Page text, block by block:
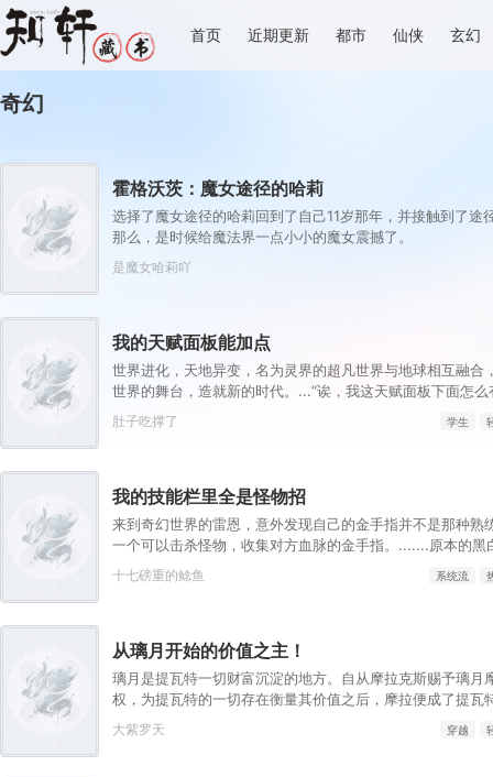
首页 近期更新 都市 仙侠 玄幻
奇幻
霍格沃茨：魔女途径的哈莉
选择了魔女途径的哈莉回到了自己11岁那年，并接触到了途
那么，是时候给魔法界一点小小的魔女震撼了。
是魔女哈莉吖
我的天赋面板能加点
世界进化，天地异变，名为灵界的超凡世界与地球相互融合
世界的舞台，造就新的时代。...“诶，我这天赋面板下面怎么
都来了，不点一下试试？”【第二天赋觉醒中...】原来这就
吗？面板！加天赋！....【神勇无双】：高额免伤，使用长武
秋，没有开挂，只是天赋异禀！
肚子吃撑了 学生
我的技能栏里全是怪物招
来到奇幻世界的雷恩，意外发现自己的金手指并不是那种熟
一个可以击杀怪物，收集对方血脉的金手指。.......原本的黑
变成了彩色，哥布林图标顿时就栩栩如生起来。无论是满嘴
几欲滴落的口水，都是那么的鲜活，一瞬间，哥布林仿佛活
持血脉：普通哥布林血脉】【血脉天赋：高速繁殖lv2......
量：5】【敏捷：5（+1）】【体质：5】【智力：7】【感
5】......于是，他看向那些强大或变异怪物的眼神，并没有
恐、畏惧，而是满满的期待和希冀......请问，哪里有巨龙啊
算不算怪物？
十七磅重的鲶鱼 系统流
从璃月开始的价值之主！
璃月是提瓦特一切财富沉淀的地方。自从摩拉克斯赐予璃月
权，为提瓦特的一切存在衡量其价值之后，摩拉便成了提瓦
币（梅洛彼得堡除外）。我叫王缺。大王的王。可以缺德不
是一个遵纪守法的璃月商人。只要你有钱，我愿意为您提供
大紫罗天 穿越